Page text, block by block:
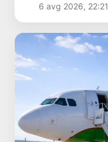
6 avg 2026, 22:21